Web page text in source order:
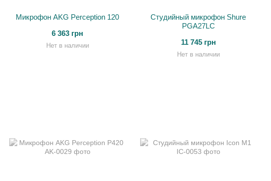
Микрофон AKG Perception 120
6 363 грн
Нет в наличии
Студийный микрофон Shure
PGA27LC
11 745 грн
Нет в наличии